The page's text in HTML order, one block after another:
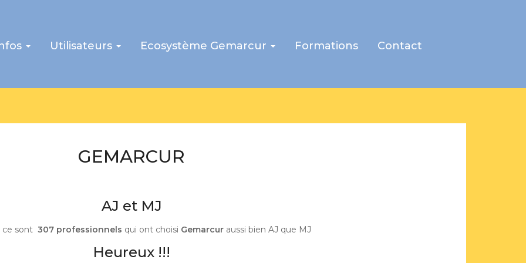
Utilisateurs Ecosystème Gemarcur Formations Contact
DÉMATÉRIALISATION
Venez découvrir la puissance et la richesse des fonctionnalité de Gemarcur